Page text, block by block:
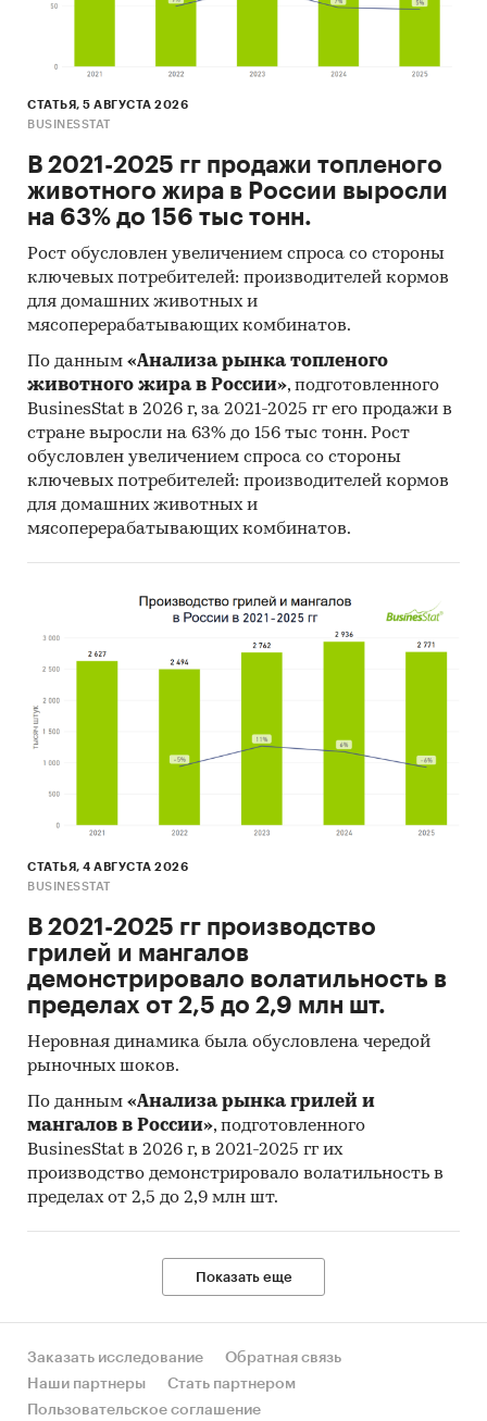
федеральному либо транснациональному
за исключением «дефолтных активов»,
будет смещена в регионы.
В целом российская розница не сумеет за
период 2010 - 2012 гг. преодолеть ресурсной
зависимости - нехватку кадров, торговых
площадей, компетенций в бизнес-
технологиях.
Исследование содержит следующие основные
части:
Обзор макроэкономического фона
Основные показатели розничной торговли
Описание деловых стратегий акторов
Описание конкурентной среды
Оценку перспектив развития отрасли
Потребительские товары
Россия
СТАТЬЯ, 5 АВГУСТА 2026
BUSINESSTAT
В 2021-2025 гг продажи топленого
животного жира в России выросли
на 63% до 156 тыс тонн.
Рост обусловлен увеличением спроса со стороны
ключевых потребителей: производителей кормов
для домашних животных и
мясоперерабатывающих комбинатов.
По данным «Анализа рынка топленого
животного жира в России», подготовленного
BusinesStat в 2026 г, за 2021-2025 гг его продажи в
стране выросли на 63% до 156 тыс тонн. Рост
обусловлен увеличением спроса со стороны
ключевых потребителей: производителей кормов
для домашних животных и
мясоперерабатывающих комбинатов.
СТАТЬЯ, 4 АВГУСТА 2026
BUSINESSTAT
В 2021-2025 гг производство
грилей и мангалов
демонстрировало волатильность в
пределах от 2,5 до 2,9 млн шт.
Неровная динамика была обусловлена чередой
рыночных шоков.
По данным «Анализа рынка грилей и
мангалов в России», подготовленного
BusinesStat в 2026 г, в 2021-2025 гг их
производство демонстрировало волатильность в
пределах от 2,5 до 2,9 млн шт.
Показать еще
Заказать исследование
Обратная связь
Наши партнеры
Стать партнером
Пользовательское соглашение